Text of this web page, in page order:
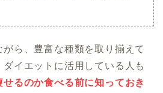
ら、豊富な種類を取り揃えて
イエットに活用している人も
せるのか食べる前に知っておき